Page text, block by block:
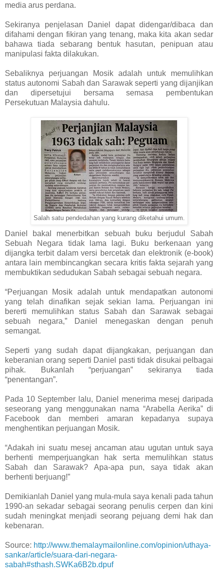
media arus perdana.
Sekiranya penjelasan Daniel dapat didengar/dibaca dan
difahami dengan fikiran yang tenang, maka kita akan sedar
bahawa tiada sebarang bentuk hasutan, penipuan atau
manipulasi fakta dilakukan.
Sebaliknya perjuangan Mosik adalah untuk memulihkan
status autonomi Sabah dan Sarawak seperti yang dijanjikan
dan dipersetujui bersama semasa pembentukan
Persekutuan Malaysia dahulu.
Salah satu pendedahan yang kurang diketahui umum.
Daniel bakal menerbitkan sebuah buku berjudul Sabah
Sebuah Negara tidak lama lagi. Buku berkenaan yang
dijangka terbit dalam versi bercetak dan elektronik (e-book)
antara lain membincangkan secara kritis fakta sejarah yang
membuktikan sedudukan Sabah sebagai sebuah negara.
“Perjuangan Mosik adalah untuk mendapatkan autonomi
yang telah dinafikan sejak sekian lama. Perjuangan ini
bererti memulihkan status Sabah dan Sarawak sebagai
sebuah negara,” Daniel menegaskan dengan penuh
semangat.
Seperti yang sudah dapat dijangkakan, perjuangan dan
keberanian orang seperti Daniel pasti tidak disukai pelbagai
pihak. Bukanlah “perjuangan” sekiranya tiada
“penentangan”.
Pada 10 September lalu, Daniel menerima mesej daripada
seseorang yang menggunakan nama “Arabella Aerika” di
Facebook dan memberi amaran kepadanya supaya
menghentikan perjuangan Mosik.
“Adakah ini suatu mesej ancaman atau ugutan untuk saya
berhenti memperjuangkan hak serta memulihkan status
Sabah dan Sarawak? Apa-apa pun, saya tidak akan
berhenti berjuang!”
Demikianlah Daniel yang mula-mula saya kenali pada tahun
1990-an sekadar sebagai seorang penulis cerpen dan kini
sudah meningkat menjadi seorang pejuang demi hak dan
kebenaran.
Source: http://www.themalaymailonline.com/opinion/uthaya-
sankar/article/suara-dari-negara-
sabah#sthash.SWKa6B2b.dpuf